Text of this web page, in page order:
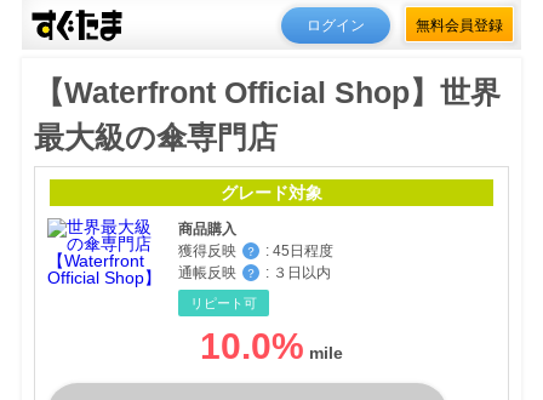
ログイン 無料会員登録
【Waterfront Official Shop】世界
最大級の傘専門店
グレード対象
商品購入
獲得反映
？ : 45日程度
通帳反映
？ : ３日以内
リピート可
10.0%